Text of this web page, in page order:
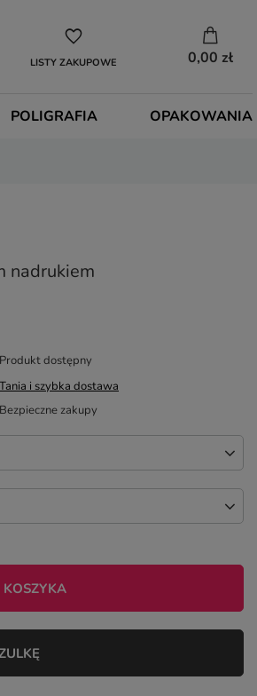
LISTY ZAKUPOWE 0,00 zł
POLIGRAFIA OPAKOWANIA
nadrukiem
KOSZYKA
Produkt dostępny
Tania i szybka dostawa
Bezpieczne zakupy